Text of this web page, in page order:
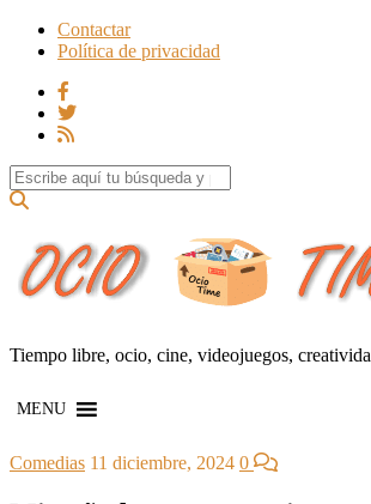
Contactar
Política de privacidad
Search for:
Tiempo libre, ocio, cine, videojuegos,
MENU
Comedias 11 diciembre, 2024 0